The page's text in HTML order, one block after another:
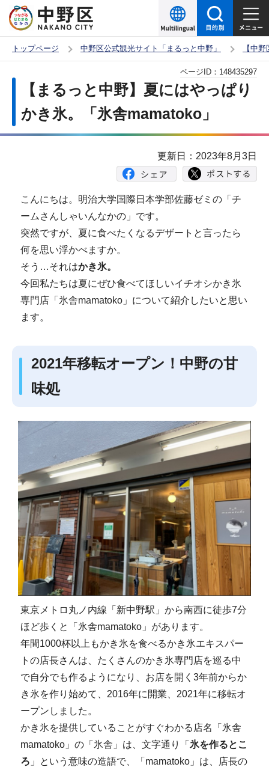
の
ー
トップページ 中野区公式観光サイト「まるっと中野」 【中
か
【まるっと中野】夏にはやっぱり
かき氷。「氷舎mamatoko」
ページID： 148435297
更新日：2023年8月3日
こんにちは。明治大学国際日本学部佐藤ゼミの「チ
ームさんしゃいんなかの」です。
突然ですが、夏に食べたくなるデザートと言ったら
何を思い浮かべますか。
そう…それはかき氷。
今回私たちは夏にぜひ食べてほしいイチオシかき氷
専門店「氷舎mamatoko」について紹介したいと思い
ます。
2021年移転オープン！中野の甘
味処
東京メトロ丸ノ内線「新中野駅」から南西に徒歩7分
ほど歩くと「氷舎mamatoko」があります。
年間1000杯以上もかき氷を食べるかき氷エキスパー
トの店長さんは、たくさんのかき氷専門店を巡る中
で自分でも作るようになり、お店を開く3年前からか
き氷を作り始めて、2016年に開業、2021年に移転オ
ープンしました。
かき氷を提供していることがすぐわかる店名「氷舎
mamatoko」の「氷舎」は、文字通り「 氷を作るとこ
ろ 」という意味の造語で、「mamatoko」は、店長の